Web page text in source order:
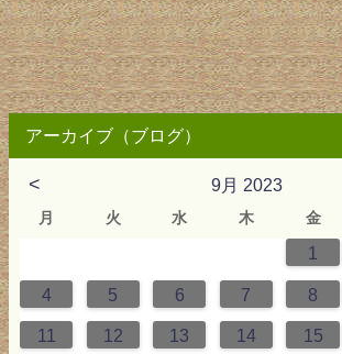
アーカイブ（ブログ）
< 9月 2023
月 火 水 木 金
1
4 5 6 7 8
11 12 13 14 15